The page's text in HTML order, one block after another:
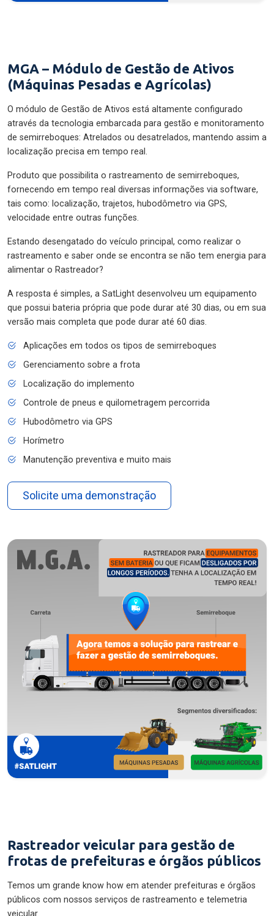
MGA – Módulo de Gestão de Ativos
(Máquinas Pesadas e Agrícolas)
O módulo de Gestão de Ativos está altamente configurado
através da tecnologia embarcada para gestão e monitoramento
de semirreboques: Atrelados ou desatrelados, mantendo assim a
localização precisa em tempo real.
Produto que possibilita o rastreamento de semirreboques,
fornecendo em tempo real diversas informações via software,
tais como: localização, trajetos, hubodômetro via GPS,
velocidade entre outras funções.
Estando desengatado do veículo principal, como realizar o
rastreamento e saber onde se encontra se não tem energia para
alimentar o Rastreador?
A resposta é simples, a SatLight desenvolveu um equipamento
que possui bateria própria que pode durar até 30 dias, ou em sua
versão mais completa que pode durar até 60 dias.
Aplicações em todos os tipos de semirreboques
Gerenciamento sobre a frota
Localização do implemento
Controle de pneus e quilometragem percorrida
Hubodômetro via GPS
Horímetro
Manutenção preventiva e muito mais
Solicite uma demonstração
Rastreador veicular para gestão de
frotas de prefeituras e órgãos públicos
Temos um grande know how em atender prefeituras e órgãos
públicos com nossos serviços de rastreamento e telemetria
veicular.